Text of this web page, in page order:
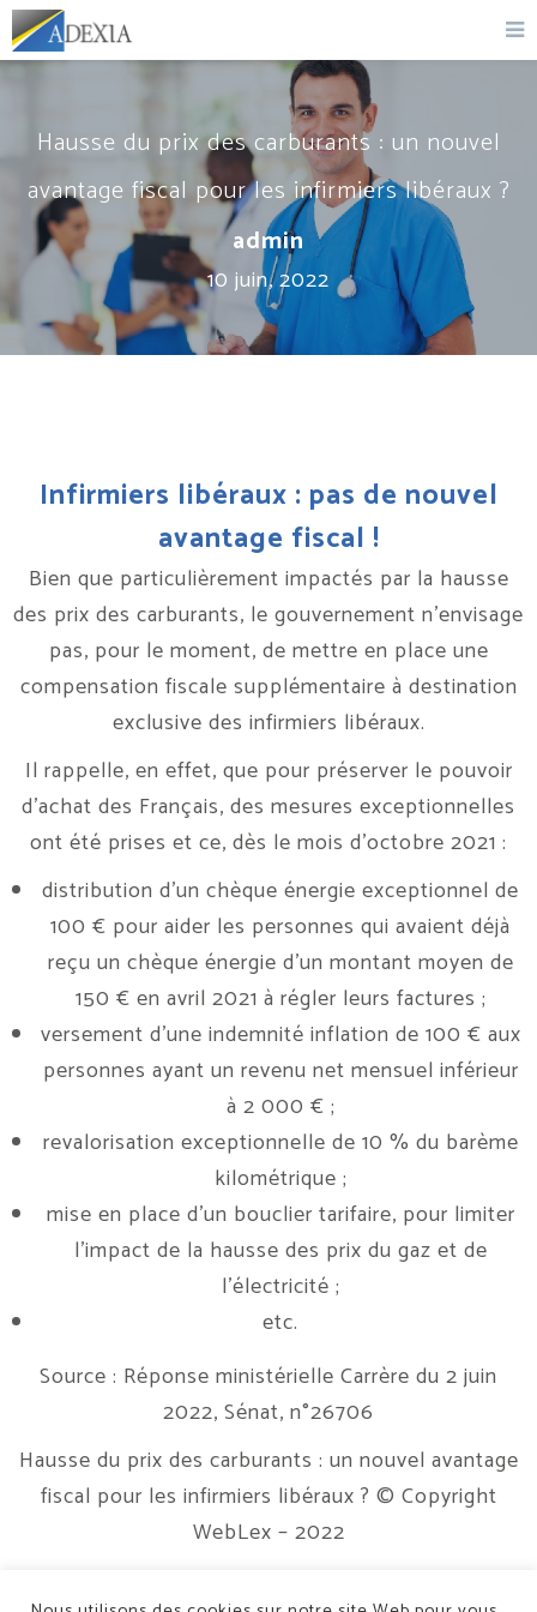
Hausse du prix des carburants : un nouvel
avantage fiscal pour les infirmiers libéraux ?
admin
10 juin, 2022
Infirmiers libéraux : pas de nouvel
avantage fiscal !
Bien que particulièrement impactés par la hausse
des prix des carburants, le gouvernement n’envisage
pas, pour le moment, de mettre en place une
compensation fiscale supplémentaire à destination
exclusive des infirmiers libéraux.
Il rappelle, en effet, que pour préserver le pouvoir
d’achat des Français, des mesures exceptionnelles
ont été prises et ce, dès le mois d’octobre 2021 :
distribution d’un chèque énergie exceptionnel de
100 € pour aider les personnes qui avaient déjà
reçu un chèque énergie d’un montant moyen de
150 € en avril 2021 à régler leurs factures ;
versement d’une indemnité inflation de 100 € aux
personnes ayant un revenu net mensuel inférieur
à 2 000 € ;
revalorisation exceptionnelle de 10 % du barème
kilométrique ;
mise en place d’un bouclier tarifaire, pour limiter
l’impact de la hausse des prix du gaz et de
l’électricité ;
etc.
Source : Réponse ministérielle Carrère du 2 juin
2022, Sénat, n°26706
Hausse du prix des carburants : un nouvel avantage
fiscal pour les infirmiers libéraux ? © Copyright
WebLex – 2022